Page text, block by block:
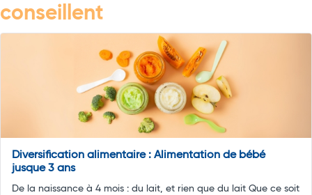
conseillent
Diversification alimentaire : Alimentation de bébé
jusque 3 ans
De la naissance à 4 mois : du lait, et rien que du lait Que ce soit